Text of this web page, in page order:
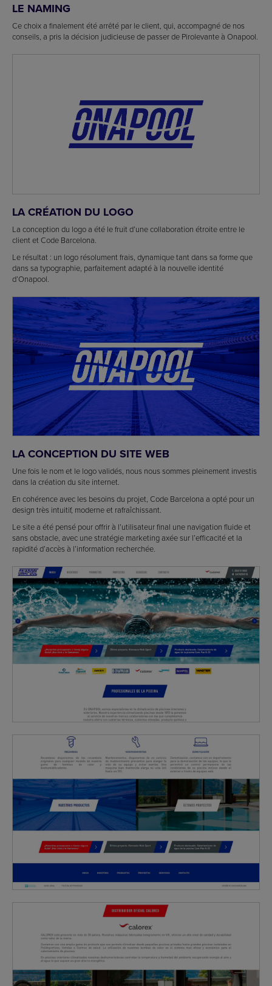
LE NAMING
Ce choix a finalement été arrêté par le client, qui, accompagné de nos
conseils, a pris la décision judicieuse de passer de Pirolevante à Onapool.
LA CRÉATION DU LOGO
La conception du logo a été le fruit d’une collaboration étroite entre le
client et Code Barcelona.
Le résultat : un logo résolument frais, dynamique tant dans sa forme que
dans sa typographie, parfaitement adapté à la nouvelle identité
d’Onapool.
LA CONCEPTION DU SITE WEB
Une fois le nom et le logo validés, nous nous sommes pleinement investis
dans la création du site internet.
En cohérence avec les besoins du projet, Code Barcelona a opté pour un
design très intuitif, moderne et rafraîchissant.
Le site a été pensé pour offrir à l’utilisateur final une navigation fluide et
sans obstacle, avec une stratégie marketing axée sur l’efficacité et la
rapidité d’accès à l’information recherchée.